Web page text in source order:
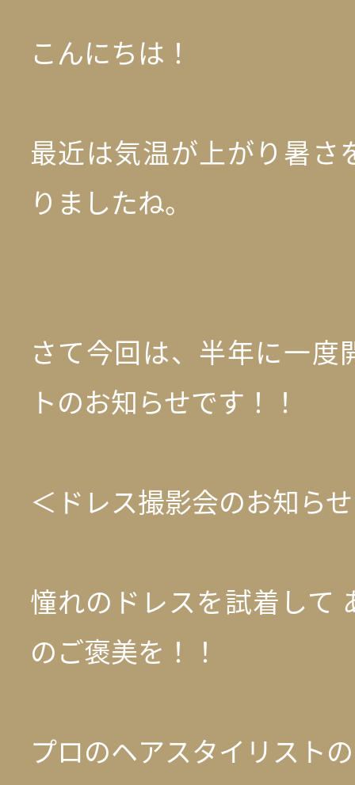
こんにちは！
最近は気温が上がり暑さ
りましたね。
さて今回は、半年に一度
トのお知らせです！！
＜ドレス撮影会のお知ら
憧れのドレスを試着して
のご褒美を！！
プロのヘアスタイリストの